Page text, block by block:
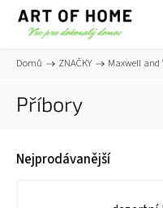
Domů / ZNAČKY / Maxwell
Příbory
Nejprodávanější